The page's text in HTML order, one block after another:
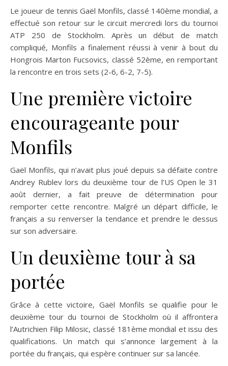
Le joueur de tennis Gaël Monfils, classé 140ème mondial, a
effectué son retour sur le circuit mercredi lors du tournoi
ATP 250 de Stockholm. Après un début de match
compliqué, Monfils a finalement réussi à venir à bout du
Hongrois Marton Fucsovics, classé 52ème, en remportant
la rencontre en trois sets (2-6, 6-2, 7-5).
Une première victoire
encourageante pour
Monfils
Gaël Monfils, qui n’avait plus joué depuis sa défaite contre
Andrey Rublev lors du deuxième tour de l’US Open le 31
août dernier, a fait preuve de détermination pour
remporter cette rencontre. Malgré un départ difficile, le
français a su renverser la tendance et prendre le dessus
sur son adversaire.
Un deuxième tour à sa
portée
Grâce à cette victoire, Gaël Monfils se qualifie pour le
deuxième tour du tournoi de Stockholm où il affrontera
l’Autrichien Filip Milosic, classé 181ème mondial et issu des
qualifications. Un match qui s’annonce largement à la
portée du français, qui espère continuer sur sa lancée.